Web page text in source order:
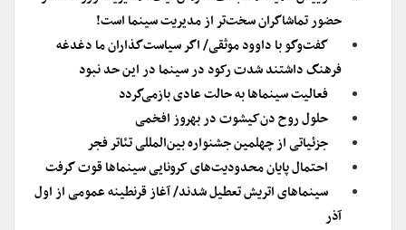
حضور تماشاگران سخت‌تر از مدیریت سینما است!
گفت‌وگو با داوود موثقی/ اگر سیاست‌گذاران ما دغدغه
فرهنگ داشتند شدت رکود در سینما در این حد نبود
فعالیت سینماها به حالت عادی بازمی‌گردد
حلول روح دن‌‌کیشوت در بهروز افخمی
جزئیاتی از چهلمین جشنواره بین‌المللی تئاتر فجر
احتمال پایان محدودیت‌های کرونایی سینماها قوت گرفت
سینماهای اتریش تعطیل شدند/ آغاز قرنطینه عمومی از اول
آذر